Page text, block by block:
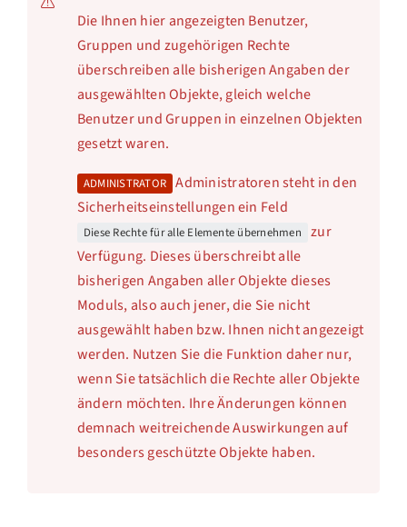
Die Ihnen hier angezeigten Benutzer,
Gruppen und zugehörigen Rechte
überschreiben alle bisherigen Angaben der
ausgewählten Objekte, gleich welche
Benutzer und Gruppen in einzelnen Objekten
gesetzt waren.
ADMINISTRATOR Administratoren steht in den
Sicherheitseinstellungen ein Feld
Diese Rechte für alle Elemente übernehmen
zur
Verfügung. Dieses überschreibt alle
bisherigen Angaben aller Objekte dieses
Moduls, also auch jener, die Sie nicht
ausgewählt haben bzw. Ihnen nicht angezeigt
werden. Nutzen Sie die Funktion daher nur,
wenn Sie tatsächlich die Rechte aller Objekte
ändern möchten. Ihre Änderungen können
demnach weitreichende Auswirkungen auf
besonders geschützte Objekte haben.